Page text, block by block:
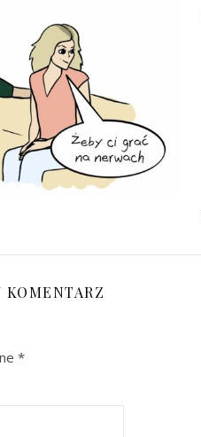
KOMENTARZ
*